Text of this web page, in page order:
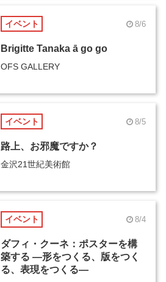
イベント 8/6
Brigitte Tanaka ā go go
OFS GALLERY
イベント 8/5
路上、お邪魔ですか？
金沢21世紀美術館
イベント 8/4
ダフィ・クーネ：ポスターを構
築する ―形をつくる、版をつく
る、表現をつくる―